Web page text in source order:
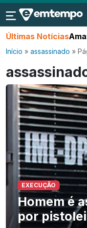
Últimas Notícias
Início » assassinado »
EXECUÇÃO
Homem é
por